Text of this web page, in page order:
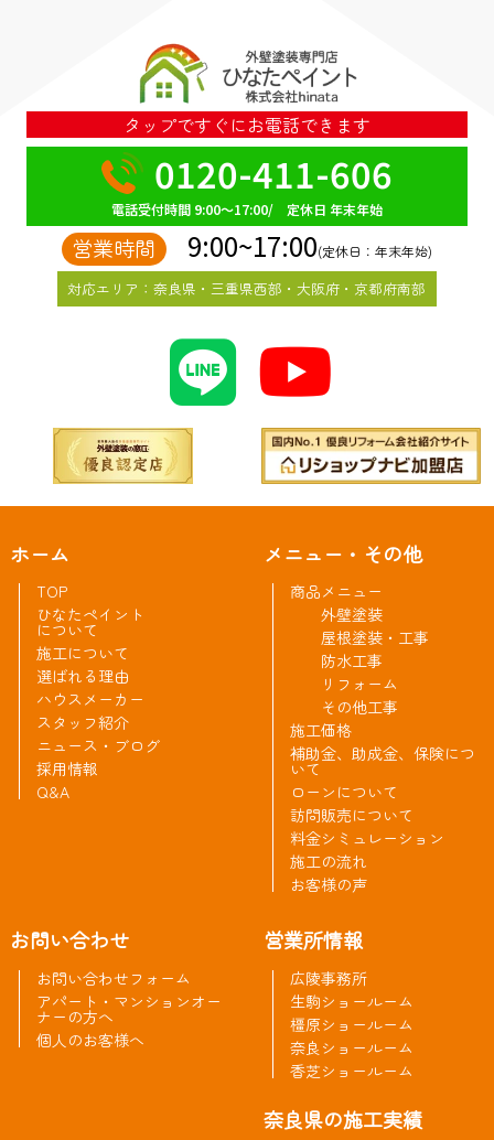
タップですぐにお電話できます
0120-411-606
電話受付時間 9:00～17:00/ 定休日 年末年始
営業時間 9:00~17:00(定休日：年末年始)
対応エリア：奈良県・三重県西部・大阪府・京都府南部
ホーム
TOP
ひなたペイント
について
施工について
選ばれる理由
ハウスメーカー
スタッフ紹介
ニュース・ブログ
採用情報
Q&A
メニュー・その他
商品メニュー
外壁塗装
屋根塗装・工事
防水工事
リフォーム
その他工事
施工価格
補助金、助成金、保険につ
いて
ローンについて
訪問販売について
料金シミュレーション
施工の流れ
お客様の声
お問い合わせ
お問い合わせフォーム
アパート・マンションオー
ナーの方へ
個人のお客様へ
営業所情報
広陵事務所
生駒ショールーム
橿原ショールーム
奈良ショールーム
香芝ショールーム
奈良県の施工実績